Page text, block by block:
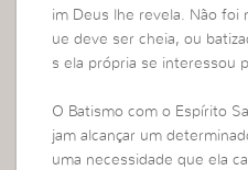
im Deus lhe revela. Não foi
ue deve ser cheia, ou
s ela própria se interessou
O Batismo com o Espírito
jam alcançar um
uma necessidade que ela